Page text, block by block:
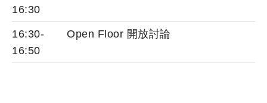
16:30
16:30-
16:50
Open Floor 開放討論